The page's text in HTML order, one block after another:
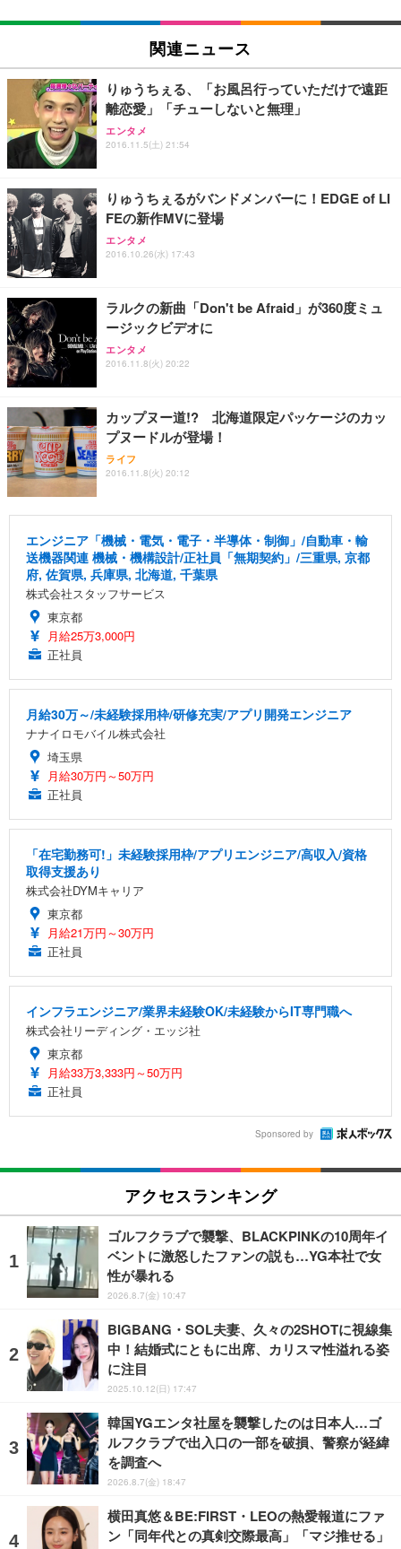
関連ニュース
りゅうちぇる、「お風呂行っていただけで遠距
離恋愛」「チューしないと無理」
エンタメ
2016.11.5(土) 21:54
りゅうちぇるがバンドメンバーに！EDGE of LI
FEの新作MVに登場
エンタメ
2016.10.26(水) 17:43
ラルクの新曲「Don't be Afraid」が360度ミュ
ージックビデオに
エンタメ
2016.11.8(火) 20:22
カップヌー道!? 北海道限定パッケージのカッ
プヌードルが登場！
ライフ
2016.11.8(火) 20:12
エンジニア「機械・電気・電子・半導体・制御」/自動車・輸
送機器関連 機械・機構設計/正社員「無期契約」/三重県, 京都
府, 佐賀県, 兵庫県, 北海道, 千葉県
株式会社スタッフサービス
東京都
月給25万3,000円
正社員
月給30万～/未経験採用枠/研修充実/アプリ開発エンジニア
ナナイロモバイル株式会社
埼玉県
月給30万円～50万円
正社員
「在宅勤務可!」未経験採用枠/アプリエンジニア/高収入/資格
取得支援あり
株式会社DYMキャリア
東京都
月給21万円～30万円
正社員
インフラエンジニア/業界未経験OK/未経験からIT専門職へ
株式会社リーディング・エッジ社
東京都
月給33万3,333円～50万円
正社員
Sponsored by
アクセスランキング
ゴルフクラブで襲撃、BLACKPINKの10周年イ
ベントに激怒したファンの説も…YG本社で女
性が暴れる
2026.8.7(金) 10:47
BIGBANG・SOL夫妻、久々の2SHOTに視線集
中！結婚式にともに出席、カリスマ性溢れる姿
に注目
2025.10.12(日) 17:47
韓国YGエンタ社屋を襲撃したのは日本人…ゴ
ルフクラブで出入口の一部を破損、警察が経緯
を調査へ
2026.8.7(金) 18:47
横田真悠＆BE:FIRST・LEOの熱愛報道にファ
ン「同年代との真剣交際最高」「マジ推せる」